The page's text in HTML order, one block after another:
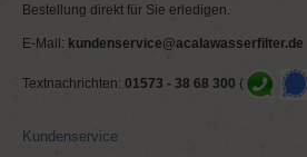
Bestellung direkt für Sie erledigen.
E-Mail: kundenservice@acalawasserfilter.de
Textnachrichten: 01573 - 38 68 300 (
Kundenservice